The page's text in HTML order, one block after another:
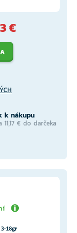
€
k nákupu
11,17 € do darčeka
3-18gr